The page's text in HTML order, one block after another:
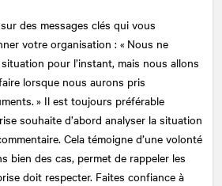
des messages clés qui vous
votre organisation : « Nous ne
pour l’instant, mais nous allons
lorsque nous aurons pris
» Il est toujours préférable
souhaite d’abord analyser la situation
Cela témoigne d’une volonté
bien des cas, permet de rappeler les
doit respecter. Faites confiance à